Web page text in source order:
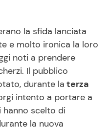
la sfida lanciata
e molto ironica la loro
noti a prendere
Il pubblico
durante la terza
intento a portare a
hanno scelto di
la nuova